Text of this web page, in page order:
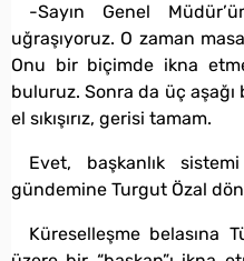
-Sayın Genel
uğraşıyoruz. O zaman
Onu bir biçimde ikna
buluruz. Sonra da üç aşağı
el sıkışırız, gerisi tamam.
Evet, başkanlık
gündemine Turgut Özal
Küreselleşme belasına